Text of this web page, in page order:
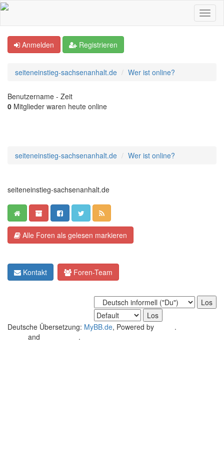
Anmelden Registrieren
seiteneinstieg-sachsenanhalt.de Wer ist online?
Benutzername - Zeit
0 Mitglieder waren heute online
seiteneinstieg-sachsenanhalt.de Wer ist online?
seiteneinstieg-sachsenanhalt.de
Alle Foren als gelesen markieren
Kontakt Foren-Team
Deutsche Übersetzung: MyBB.de, Powered by .
and .